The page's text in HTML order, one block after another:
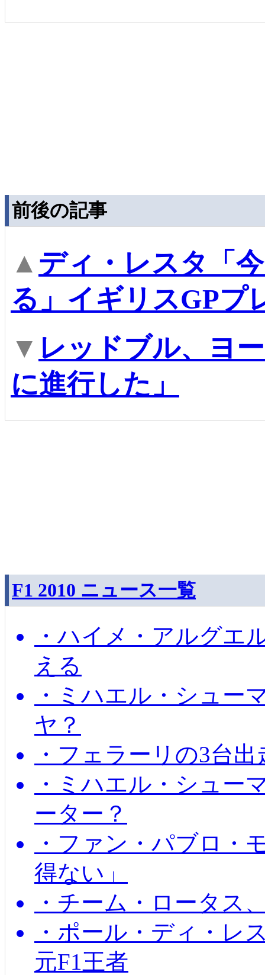
前後の記事
▲ ディ・レスタ「
る」イギリスGPプ
▼ レッドブル、ヨ
に進行した」
F1 2010 ニュース一覧
・ハイメ・アルグエ
える
・ミハエル・シュー
ヤ？
・フェラーリの3台
・ミハエル・シュー
ーター？
・ファン・パブロ・
得ない」
・チーム・ロータス
・ポール・ディ・レ
元F1王者